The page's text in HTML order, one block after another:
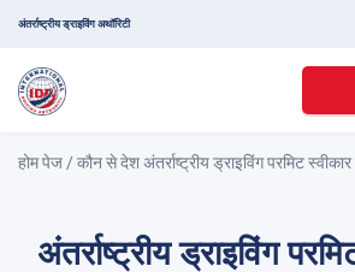
अंतर्राष्ट्रीय ड्राइविंग अथॉरिटी
होम पेज /कौन से देश अंतर्राष्ट्रीय ड्राइविंग परमिट
अंतर्राष्ट्रीय ड्राइविंग